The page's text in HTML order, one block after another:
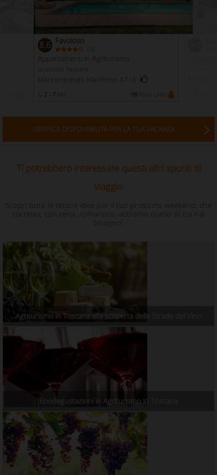
8.6 Favoloso
( 3 )
Appartamenti in Agriturismo
Grosseto Toscana
Monterotondo Marittimo 4716
2 - 7 Min 98 Posti Letto
VERIFICA DISPONIBILITÀ PER LA TUA VACANZA
Ti potrebbero interessare questi altri spunti di
viaggio
Scopri tutte le nostre idee per il tuo prossimo weekend: che
sia relax, con cena, romantico, abbiamo quello di cui hai
bisogno!
Agriturismo in Toscana alla scoperta delle Strade del Vino
Enodegustazioni in Agriturismo in Toscana